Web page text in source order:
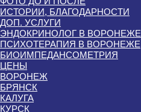
ИСТОРИИ, БЛАГОДАРНОСТИ
ДОП. УСЛУГИ
ЭНДОКРИНОЛОГ В ВОРОНЕЖЕ
ПСИХОТЕРАПИЯ В ВОРОНЕЖЕ
БИОИМПЕДАНСОМЕТРИЯ
ЦЕНЫ
ВОРОНЕЖ
БРЯНСК
КАЛУГА
КУРСК